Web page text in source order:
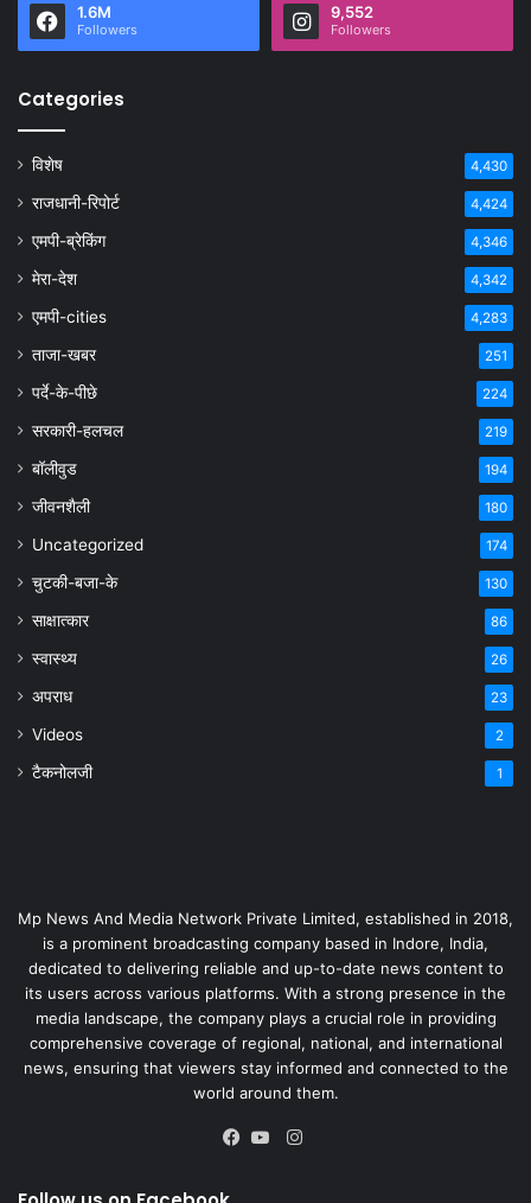
1.6M
Followers
9,552
Followers
Categories
विशेष 4,430
राजधानी-रिपोर्ट 4,424
एमपी-ब्रेकिंग 4,346
मेरा-देश 4,342
एमपी-cities 4,283
ताजा-खबर 251
पर्दे-के-पीछे 224
सरकारी-हलचल 219
बॉलीवुड 194
जीवनशैली 180
Uncategorized 174
चुटकी-बजा-के 130
साक्षात्कार 86
स्वास्थ्य 26
अपराध 23
Videos 2
टैकनोलजी 1
Mp News And Media Network Private Limited, established in 2018,
is a prominent broadcasting company based in Indore, India,
dedicated to delivering reliable and up-to-date news content to
its users across various platforms. With a strong presence in the
media landscape, the company plays a crucial role in providing
comprehensive coverage of regional, national, and international
news, ensuring that viewers stay informed and connected to the
world around them.
Instagram